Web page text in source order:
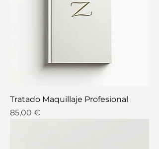
Tratado Maquillaje Profesional
Precio
85,00 €